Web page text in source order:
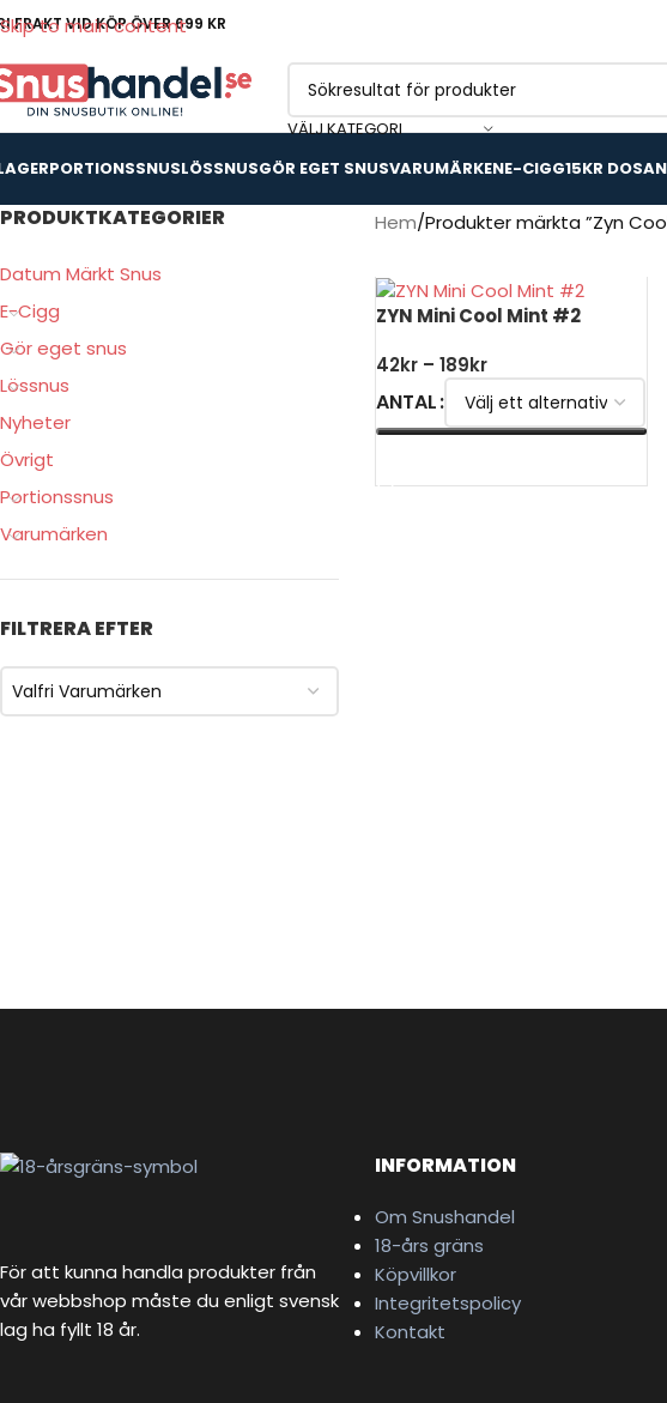
Skip to main content
FRAKT VID KÖP ÖVER 699 KR
VÄLJ KATEGORI
PORTIONSSNUSLÖSSNUSGÖR EGET SNUSVARUMÄRKENE-CIGG15KR DOSAN
PRODUKTKATEGORIER
Datum Märkt Snus
E-Cigg
Gör eget snus
Lössnus
Nyheter
Övrigt
Portionssnus
Varumärken
FILTRERA EFTER
Valfri Varumärken
Hem Produkter märkta ”Zyn
ZYN Mini Cool Mint #2
42kr – 189kr
ANTAL
För att kunna handla produkter från
vår webbshop måste du enligt svensk
lag ha fyllt 18 år.
INFORMATION
Om Snushandel
18-års gräns
Köpvillkor
Integritetspolicy
Kontakt